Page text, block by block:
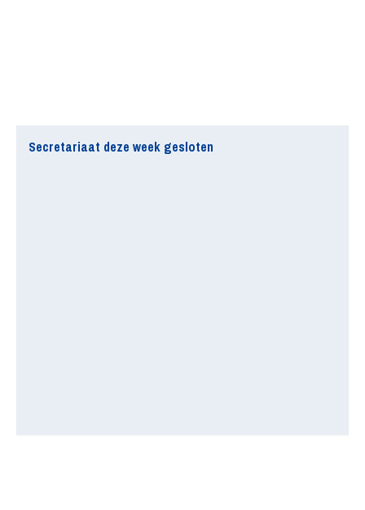
Secretariaat deze week gesloten